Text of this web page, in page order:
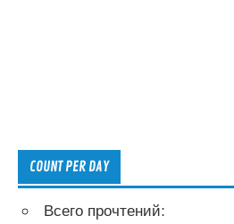
COUNT PER DAY
Всего прочтений: